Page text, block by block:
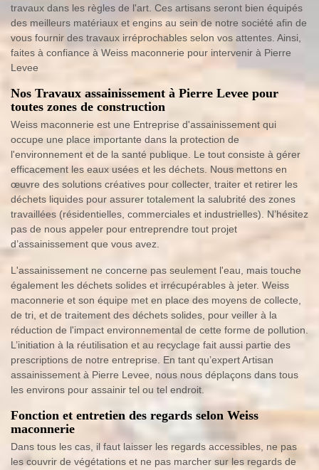
travaux dans les règles de l'art. Ces artisans seront bien équipés
des meilleurs matériaux et engins au sein de notre société afin de
vous fournir des travaux irréprochables selon vos attentes. Ainsi,
faites à confiance à Weiss maconnerie pour intervenir à Pierre
Levee
Nos Travaux assainissement à Pierre Levee pour
toutes zones de construction
Weiss maconnerie est une Entreprise d'assainissement qui
occupe une place importante dans la protection de
l'environnement et de la santé publique. Le tout consiste à gérer
efficacement les eaux usées et les déchets. Nous mettons en
œuvre des solutions créatives pour collecter, traiter et retirer les
déchets liquides pour assurer totalement la salubrité des zones
travaillées (résidentielles, commerciales et industrielles). N’hésitez
pas de nous appeler pour entreprendre tout projet
d’assainissement que vous avez.
L'assainissement ne concerne pas seulement l'eau, mais touche
également les déchets solides et irrécupérables à jeter. Weiss
maconnerie et son équipe met en place des moyens de collecte,
de tri, et de traitement des déchets solides, pour veiller à la
réduction de l'impact environnemental de cette forme de pollution.
L’initiation à la réutilisation et au recyclage fait aussi partie des
prescriptions de notre entreprise. En tant qu’expert Artisan
assainissement à Pierre Levee, nous nous déplaçons dans tous
les environs pour assainir tel ou tel endroit.
Fonction et entretien des regards selon Weiss
maconnerie
Dans tous les cas, il faut laisser les regards accessibles, ne pas
les couvrir de végétations et ne pas marcher sur les regards de